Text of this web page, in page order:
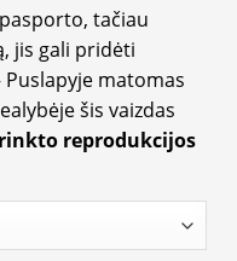
tačiau
jis gali pridėti
Puslapyje matomas
šis vaizdas
reprodukcijos